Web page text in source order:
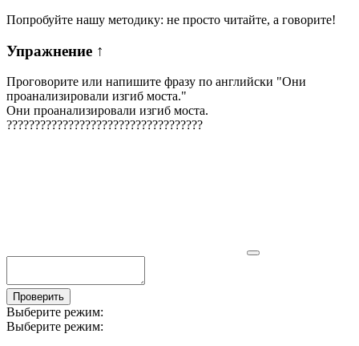
Попробуйте нашу методику: не просто читайте, а говорите!
Упражнение ↑
Проговорите или напишите фразу по английски "Они
проанализировали изгиб моста."
Они проанализировали изгиб моста.
???????????????????????????????????
Проверить
Выберите режим:
Выберите режим: